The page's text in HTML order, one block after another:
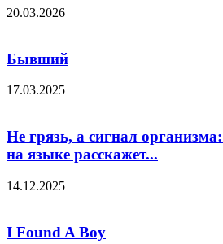
20.03.2026
Бывший
17.03.2025
Не грязь, а сигнал
на языке расскажет...
14.12.2025
I Found A Boy